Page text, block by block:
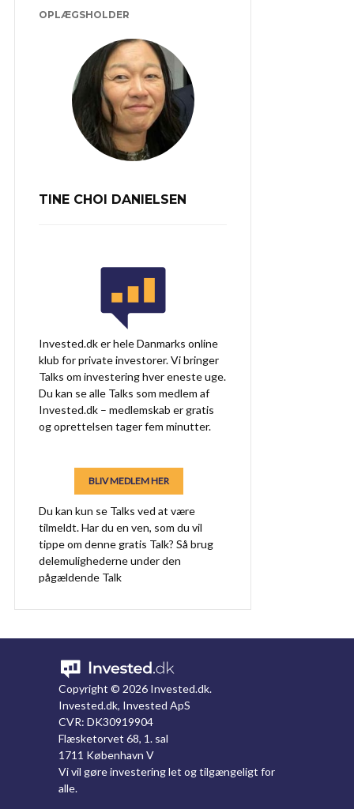
OPLÆGSHOLDER
TINE CHOI DANIELSEN
Invested.dk er hele Danmarks online
klub for private investorer. Vi bringer
Talks om investering hver eneste uge.
Du kan se alle Talks som medlem af
Invested.dk – medlemskab er gratis
og oprettelsen tager fem minutter.
BLIV MEDLEM HER
Du kan kun se Talks ved at være
tilmeldt. Har du en ven, som du vil
tippe om denne gratis Talk? Så brug
delemulighederne under den
pågældende Talk
Copyright © 2026 Invested.dk.
Invested.dk, Invested ApS
CVR: DK30919904
Flæsketorvet 68, 1. sal
1711 København V
Vi vil gøre investering let og tilgængeligt for
alle.